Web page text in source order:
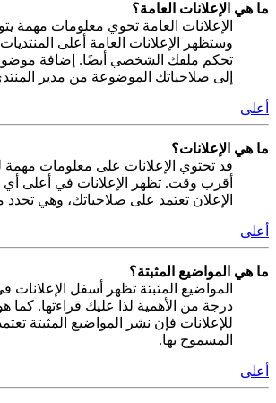
ما هي الإعلانات العامة؟
الإعلانات العامة تحوي معلومات مهمة
وستظهر الإعلانات العامة أعلى
تحكم ملفك الشخصي أيضًا. إضافة
إلى صلاحياتك الموضوعة من مدير
أعلى
ما هي الإعلانات؟
قد تحتوي الإعلانات على معلومات مهمة
أقرب وقت. تظهر الإعلانات في أعلى أي
الإعلان تعتمد على صلاحياتك، وهي
أعلى
ما هي المواضيع المثبتة؟
المواضيع المثبتة تظهر أسفل
درجة من الأهمية لذا عليك قراءتها. كما
للإعلانات فإن نشر المواضيع المثبتة
المسموح بها.
أعلى